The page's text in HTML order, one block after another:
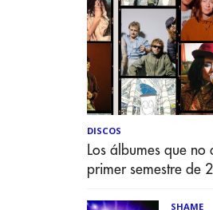
DISCOS
Los álbumes que
primer semestre de
SHAME